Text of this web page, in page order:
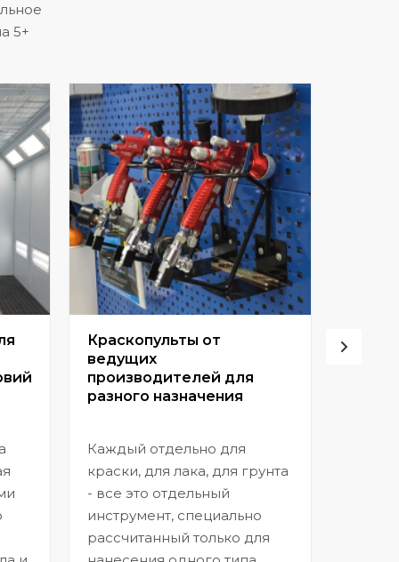
5+
Краскопульты от
ведущих
производителей для
разного назначения
Каждый отдельно для
краски, для лака, для грунта
- все это отдельный
инструмент, специально
рассчитанный только для